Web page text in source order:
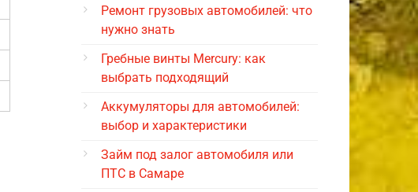
Ремонт грузовых автомобилей: что
нужно знать
Гребные винты Mercury: как
выбрать подходящий
Аккумуляторы для автомобилей:
выбор и характеристики
Займ под залог автомобиля или
ПТС в Самаре